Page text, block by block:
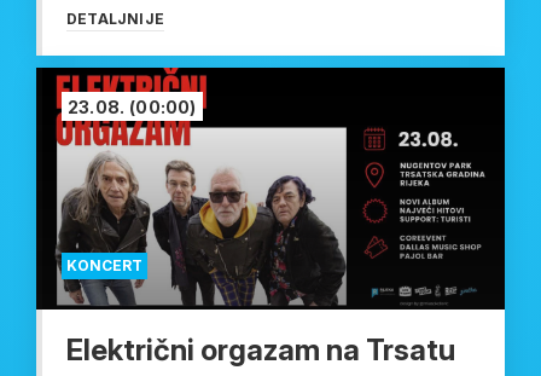
DETALJNIJE
KONCERT
23.08. (00:00)
Električni orgazam na Trsatu